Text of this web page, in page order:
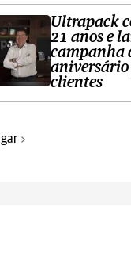
Ultrapack
21 anos e
campanha
aniversário
clientes